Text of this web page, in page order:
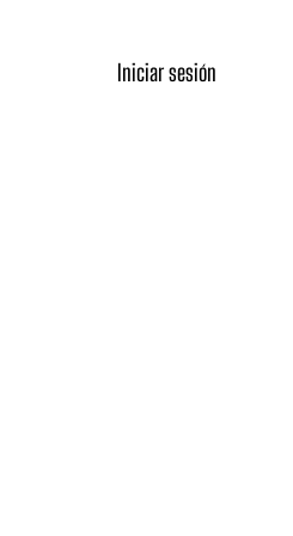
Iniciar sesión